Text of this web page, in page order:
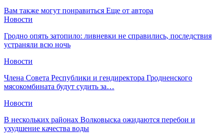
Вам также могут понравиться Еще от автора
Новости
Гродно опять затопило: ливневки не справились, последствия
устраняли всю ночь
Новости
Члена Совета Республики и гендиректора Гродненского
мясокомбината будут судить за…
Новости
В нескольких районах Волковыска ожидаются перебои и
ухудшение качества воды